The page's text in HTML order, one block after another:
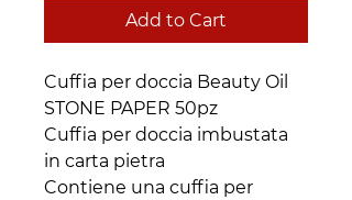
Add to Cart
Cuffia per doccia Beauty Oil
STONE PAPER 50pz
Cuffia per doccia imbustata
in carta pietra
Contiene una cuffia per